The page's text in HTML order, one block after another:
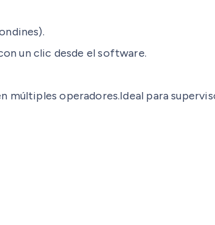
un clic desde el software.
múltiples operadores.Ideal para